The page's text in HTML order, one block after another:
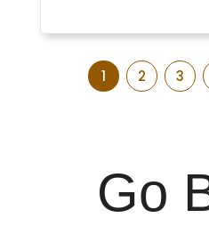
1 2 3
Go